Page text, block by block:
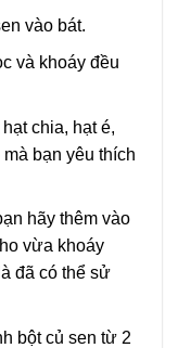
vào bát.
và khoáy đều
chia, hạt é,
bạn yêu thích
hãy thêm vào
vừa khoáy
đã có thể sử
bột củ sen từ 2